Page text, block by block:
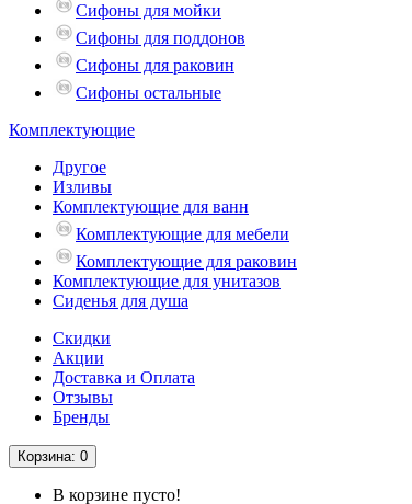
Сифоны для мойки
Сифоны для поддонов
Сифоны для раковин
Сифоны остальные
Комплектующие
Другое
Изливы
Комплектующие для ванн
Комплектующие для мебели
Комплектующие для раковин
Комплектующие для унитазов
Сиденья для душа
Скидки
Акции
Доставка и Оплата
Отзывы
Бренды
Корзина: 0
В корзине пусто!